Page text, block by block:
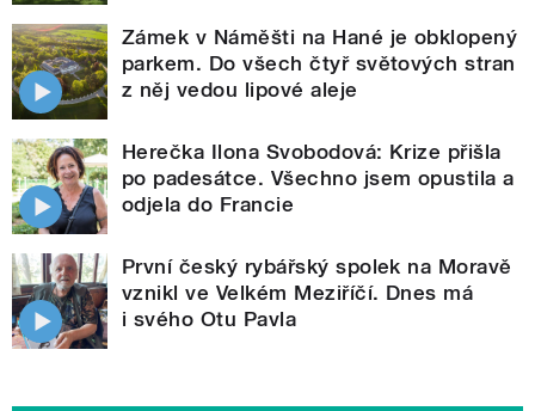
Zámek v Náměšti na Hané je obklopený
parkem. Do všech čtyř světových stran
z něj vedou lipové aleje
Herečka Ilona Svobodová: Krize přišla
po padesátce. Všechno jsem opustila a
odjela do Francie
První český rybářský spolek na Moravě
vznikl ve Velkém Meziříčí. Dnes má
i svého Otu Pavla